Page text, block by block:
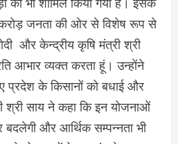
करोड़ जनता की ओर से विशेष रूप से
और केन्द्रीय कृषि मंत्री श्री
आभार व्यक्त करता हूं। उन्होंने
प्रदेश के किसानों को बधाई और
श्री साय ने कहा कि इन योजनाओं
बदलेगी और आर्थिक सम्पन्नता भी